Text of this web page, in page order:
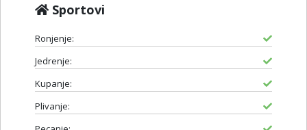
Sportovi
Ronjenje:
Jedrenje:
Kupanje:
Plivanje: